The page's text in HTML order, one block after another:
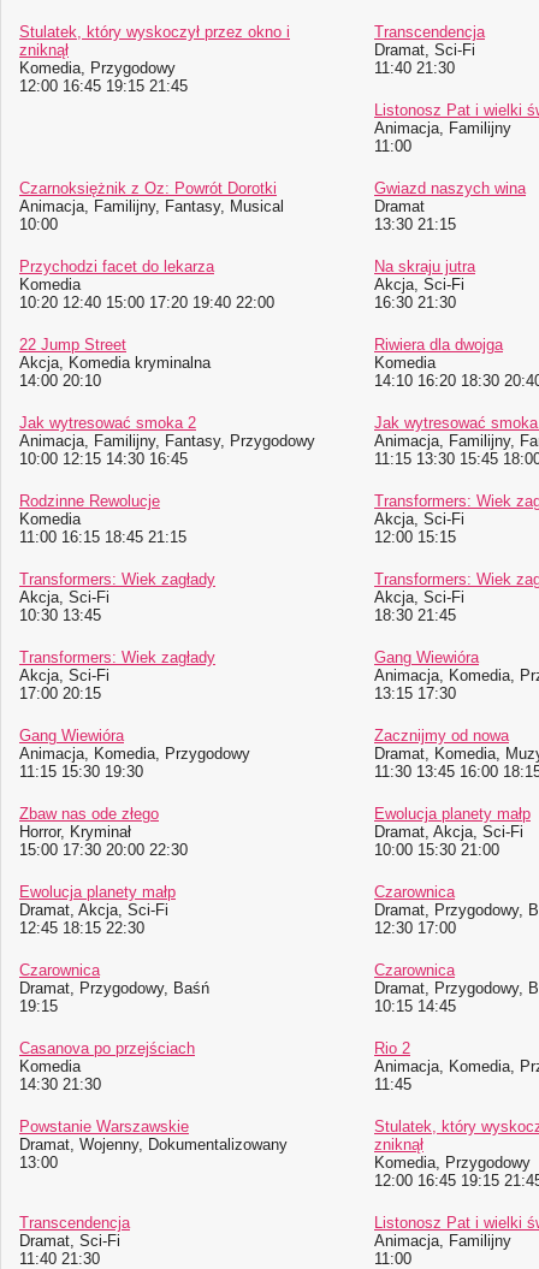
Stulatek, który wyskoczył przez okno i
zniknął
Komedia, Przygodowy
12:00 16:45 19:15 21:45
Transcendencja
Dramat, Sci-Fi
11:40 21:30
Listonosz Pat i wielki
Animacja, Familijny
11:00
Czarnoksiężnik z Oz: Powrót Dorotki
Animacja, Familijny, Fantasy, Musical
10:00
Gwiazd naszych wina
Dramat
13:30 21:15
Przychodzi facet do lekarza
Komedia
10:20 12:40 15:00 17:20 19:40 22:00
Na skraju jutra
Akcja, Sci-Fi
16:30 21:30
22 Jump Street
Akcja, Komedia kryminalna
14:00 20:10
Riwiera dla dwojga
Komedia
14:10 16:20 18:30
Jak wytresować smoka 2
Animacja, Familijny, Fantasy, Przygodowy
10:00 12:15 14:30 16:45
Jak wytresować
Animacja, Familijny,
11:15 13:30 15:45
Rodzinne Rewolucje
Komedia
11:00 16:15 18:45 21:15
Transformers: Wiek
Akcja, Sci-Fi
12:00 15:15
Transformers: Wiek zagłady
Akcja, Sci-Fi
10:30 13:45
Transformers: Wiek
Akcja, Sci-Fi
18:30 21:45
Transformers: Wiek zagłady
Akcja, Sci-Fi
17:00 20:15
Gang Wiewióra
Animacja, Komedia,
13:15 17:30
Gang Wiewióra
Animacja, Komedia, Przygodowy
11:15 15:30 19:30
Zacznijmy od nowa
Dramat, Komedia,
11:30 13:45 16:00
Zbaw nas ode złego
Horror, Kryminał
15:00 17:30 20:00 22:30
Ewolucja planety małp
Dramat, Akcja, Sci-Fi
10:00 15:30 21:00
Ewolucja planety małp
Dramat, Akcja, Sci-Fi
12:45 18:15 22:30
Czarownica
Dramat, Przygodowy,
12:30 17:00
Czarownica
Dramat, Przygodowy, Baśń
19:15
Czarownica
Dramat, Przygodowy,
10:15 14:45
Casanova po przejściach
Komedia
14:30 21:30
Rio 2
Animacja, Komedia,
11:45
Powstanie Warszawskie
Dramat, Wojenny, Dokumentalizowany
13:00
Stulatek, który
zniknął
Komedia, Przygodowy
12:00 16:45 19:15
Transcendencja
Dramat, Sci-Fi
11:40 21:30
Listonosz Pat i wielki
Animacja, Familijny
11:00